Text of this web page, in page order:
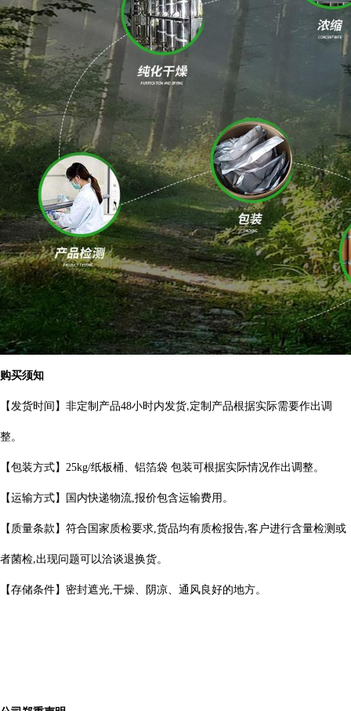
购买须知
【发货时间】非定制产品48小时内发货,定制产品根据实际需要作出调
整。
【包装方式】 25kg/纸板桶、铝箔袋 包装可根据实际情况作出调整。
【运输方式】国内快递物流,报价包含运输费用。
【质量条款】符合国家质检要求,货品均有质检报告,客户进行含量检测或
者菌检,出现问题可以洽谈退换货。
【存储条件】密封遮光,干燥、阴凉、通风良好的地方。